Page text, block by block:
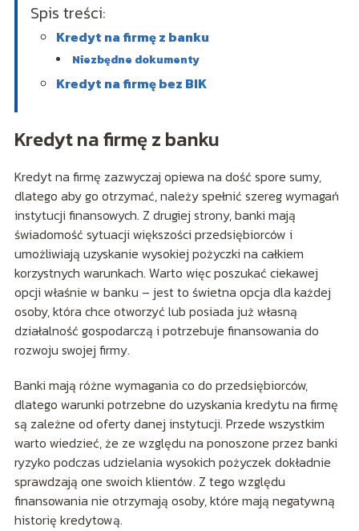
Spis treści:
Kredyt na firmę z banku
Niezbędne dokumenty
Kredyt na firmę bez BIK
Kredyt na firmę z banku
Kredyt na firmę zazwyczaj opiewa na dość spore sumy,
dlatego aby go otrzymać, należy spełnić szereg wymagań
instytucji finansowych. Z drugiej strony, banki mają
świadomość sytuacji większości przedsiębiorców i
umożliwiają uzyskanie wysokiej pożyczki na całkiem
korzystnych warunkach. Warto więc poszukać ciekawej
opcji właśnie w banku – jest to świetna opcja dla każdej
osoby, która chce otworzyć lub posiada już własną
działalność gospodarczą i potrzebuje finansowania do
rozwoju swojej firmy.
Banki mają różne wymagania co do przedsiębiorców,
dlatego warunki potrzebne do uzyskania kredytu na firmę
są zależne od oferty danej instytucji. Przede wszystkim
warto wiedzieć, że ze względu na ponoszone przez banki
ryzyko podczas udzielania wysokich pożyczek dokładnie
sprawdzają one swoich klientów. Z tego względu
finansowania nie otrzymają osoby, które mają negatywną
historię kredytową.